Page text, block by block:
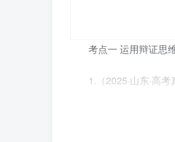
考点一 运用辩证思
1.（2025·山东·高
实态度，结果不仅没有